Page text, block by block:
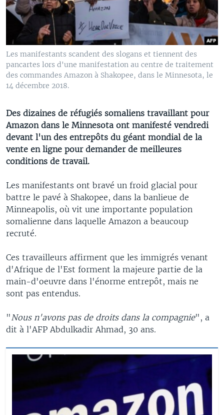
Les manifestants scandent des slogans et tiennent des
pancartes lors d'une manifestation au centre de traitement
des commandes Amazon à Shakopee, dans le Minnesota, le
14 décembre 2018.
Des dizaines de réfugiés somaliens travaillant pour
Amazon dans le Minnesota ont manifesté vendredi
devant l'un des entrepôts du géant mondial de la
vente en ligne pour demander de meilleures
conditions de travail.
Les manifestants ont bravé un froid glacial pour
battre le pavé à Shakopee, dans la banlieue de
Minneapolis, où vit une importante population
somalienne dans laquelle Amazon a beaucoup
recruté.
Ces travailleurs affirment que les immigrés venant
d'Afrique de l'Est forment la majeure partie de la
main-d'oeuvre dans l'énorme entrepôt, mais ne
sont pas entendus.
" Nous n'avons pas de droits dans la compagnie", a
dit à l'AFP Abdulkadir Ahmad, 30 ans.